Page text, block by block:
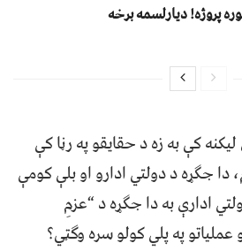
پروژه! دیارلسمه برخه
کې به زه د حقایقو په رڼا کې
جګړه د دولتي ادارو او بلې کومې
ادارې به دا جګړه د “عزمِ
په پلي کولو سره وګټي؟